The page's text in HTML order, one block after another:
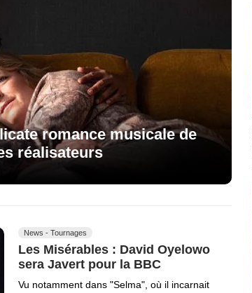
romance musicale de
réalisateurs
News - Tournages
Les Misérables : David Oyelowo
sera Javert pour la BBC
Vu notamment dans "Selma", où il incarnait